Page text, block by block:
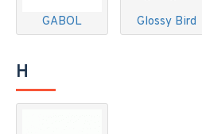
GABOL Glossy Bird
H